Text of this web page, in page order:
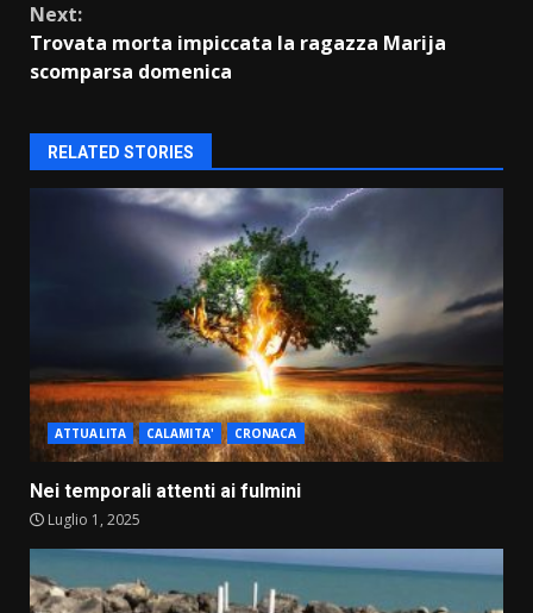
Next:
Trovata morta impiccata la ragazza Marija
scomparsa domenica
RELATED STORIES
ATTUALITA CALAMITA' CRONACA
Nei temporali attenti ai fulmini
Luglio 1, 2025